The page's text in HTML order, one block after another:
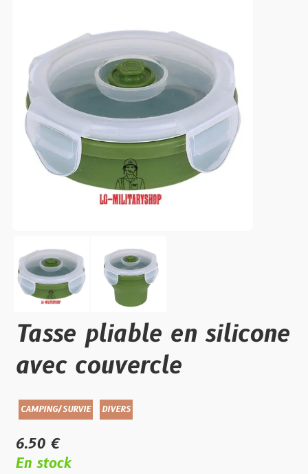
Tasse pliable en silicone
avec couvercle
CAMPING/SURVIE DIVERS
6.50 €
En stock